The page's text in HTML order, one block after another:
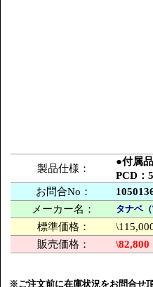
製品仕様：
●付属
PCD：
お問合No：
メーカー名：
タナベ（
標準価格：
販売価格：
\82,800
※ご注文前に在庫状況をお問合せ